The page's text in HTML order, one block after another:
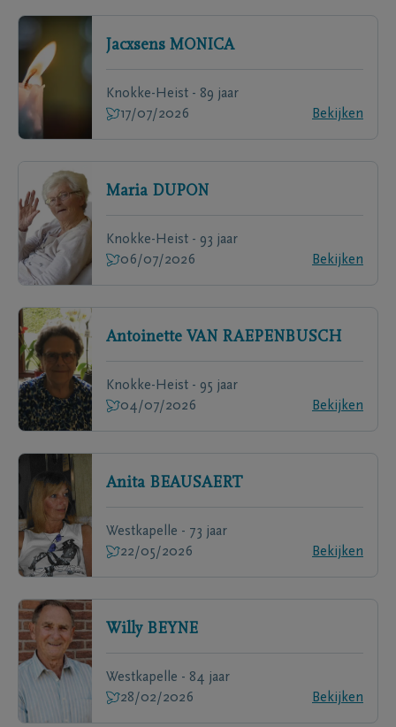
Jacxsens MONICA
Knokke-Heist - 89 jaar
17/07/2026
Bekijken
Maria DUPON
Knokke-Heist - 93 jaar
06/07/2026
Bekijken
Antoinette VAN RAEPENBUSCH
Knokke-Heist - 95 jaar
04/07/2026
Bekijken
Anita BEAUSAERT
Westkapelle - 73 jaar
22/05/2026
Bekijken
Willy BEYNE
Westkapelle - 84 jaar
28/02/2026
Bekijken